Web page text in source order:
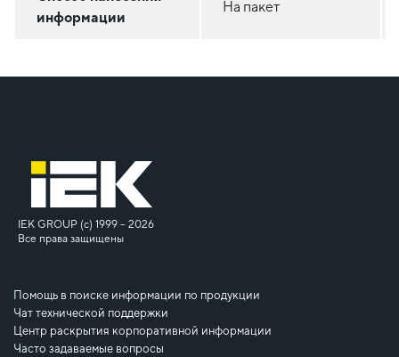
информации
На пакет
IEK GROUP (c) 1999 – 2026
Все права защищены
Помощь в поиске информации по продукции
Чат технической поддержки
Центр раскрытия корпоративной информации
Часто задаваемые вопросы